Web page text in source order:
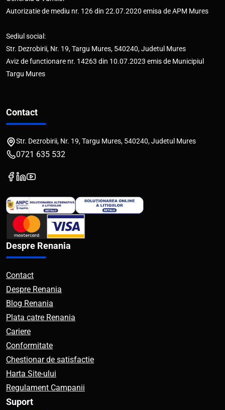
Autorizatie de mediu nr. 126 din 22.07.2020 emisa de APM Mures
Sediul social:
Str. Dezrobirii, Nr. 19, Targu Mures, 540240, Judetul Mures
Aviz de functionare nr. 14263 din 10.07.2023 emis de Municipiul
Targu Mures
Contact
Str. Dezrobirii, Nr. 19, Targu Mures, 540240, Judetul Mures
0721 635 532
Despre Renania
Contact
Despre Renania
Blog Renania
Plata catre Renania
Cariere
Conformitate
Chestionar de satisfactie
Harta Site-ului
Regulament Campanii
Suport